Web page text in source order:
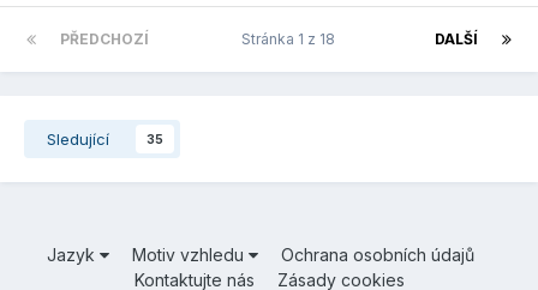
PŘEDCHOZÍ DALŠÍ
Stránka 1 z 18
Sledující 35
Jazyk Motiv vzhledu
Ochrana osobních údajů
Kontaktujte nás
Zásady cookies